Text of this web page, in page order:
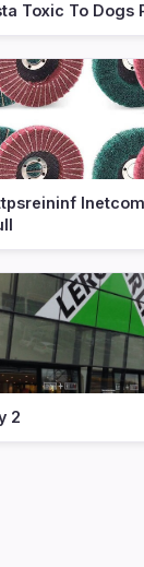
Toxic To Dogs
2